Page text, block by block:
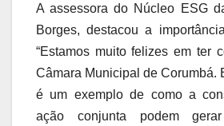
A assessora do Núcleo ESG
Borges, destacou a
“Estamos muito felizes em ter
Câmara Municipal de Corumbá.
é um exemplo de como a
ação conjunta podem gerar